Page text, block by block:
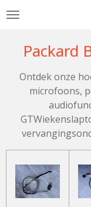
Ga
Packard
Ontdek onze
microfoons,